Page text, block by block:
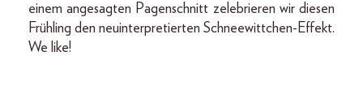
einem angesagten Pagenschnitt zelebrieren wir diesen
Frühling den neuinterpretierten Schneewittchen-Effekt.
We like!